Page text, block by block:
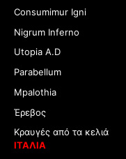
Consumimur Igni
Nigrum Inferno
Utopia A.D
Parabellum
Mpalothia
Έρεβος
Κραυγές από τα κελιά
ΙΤΑΛΙΑ